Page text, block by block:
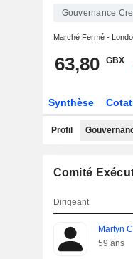
Gouvernance
Marché Fermé -
63,80 GBX
Synthèse
Profil
Comité
Dirigeant
Martyn
59 ans